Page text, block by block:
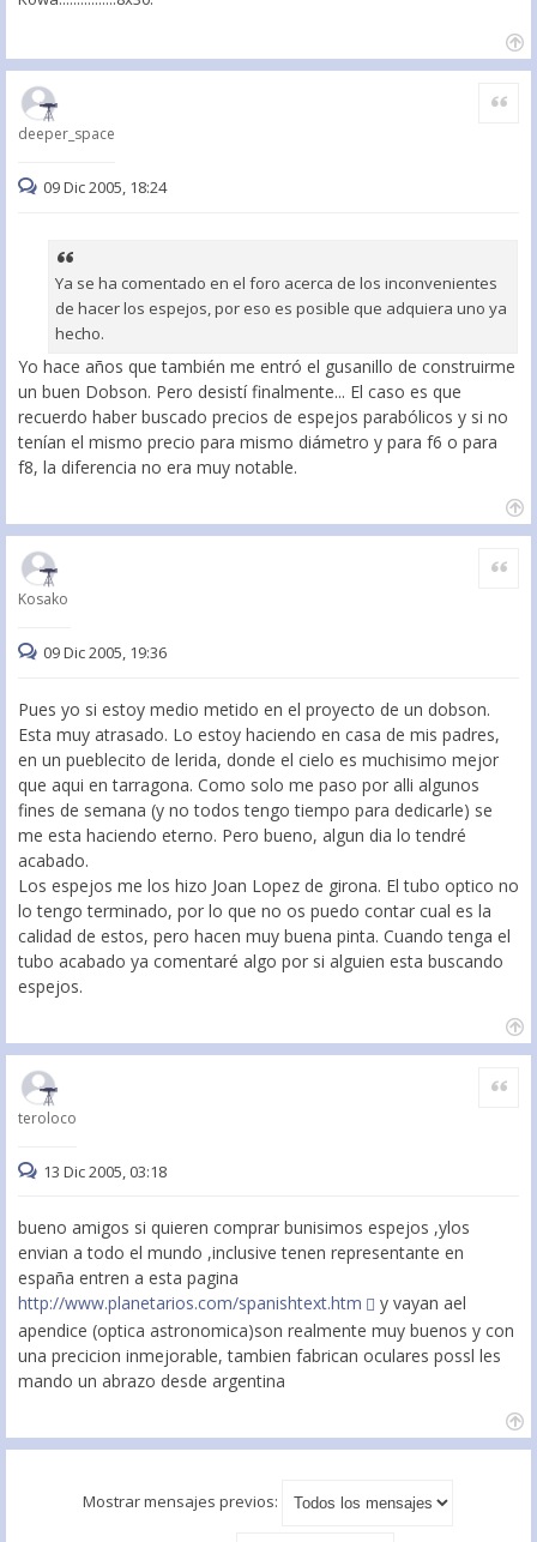
deeper_space
Citar
09 Dic 2005, 18:24
Ya se ha comentado en el foro acerca de los inconvenientes
de hacer los espejos, por eso es posible que adquiera uno ya
hecho.
Yo hace años que también me entró el gusanillo de construirme
un buen Dobson. Pero desistí finalmente... El caso es que
recuerdo haber buscado precios de espejos parabólicos y si no
tenían el mismo precio para mismo diámetro y para f6 o para
f8, la diferencia no era muy notable.
Kosako
Citar
09 Dic 2005, 19:36
Pues yo si estoy medio metido en el proyecto de un dobson.
Esta muy atrasado. Lo estoy haciendo en casa de mis padres,
en un pueblecito de lerida, donde el cielo es muchisimo mejor
que aqui en tarragona. Como solo me paso por alli algunos
fines de semana (y no todos tengo tiempo para dedicarle) se
me esta haciendo eterno. Pero bueno, algun dia lo tendré
acabado.
Los espejos me los hizo Joan Lopez de girona. El tubo optico no
lo tengo terminado, por lo que no os puedo contar cual es la
calidad de estos, pero hacen muy buena pinta. Cuando tenga el
tubo acabado ya comentaré algo por si alguien esta buscando
espejos.
teroloco
Citar
13 Dic 2005, 03:18
bueno amigos si quieren comprar bunisimos espejos ,ylos
envian a todo el mundo ,inclusive tenen representante en
españa entren a esta pagina
http://www.planetarios.com/spanishtext.htm
y vayan ael
apendice (optica astronomica)son realmente muy buenos y con
una precicion inmejorable, tambien fabrican oculares possl les
mando un abrazo desde argentina
Mostrar mensajes previos: